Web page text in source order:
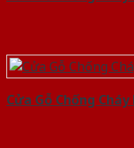
Cửa Gỗ Chống Cháy